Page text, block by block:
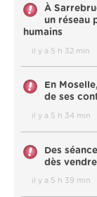
À
un réseau
humains
il y a 5 h 32 min
En
de ses
il y a 5 h 34 min
Des
dès
il y a 5 h 39 min